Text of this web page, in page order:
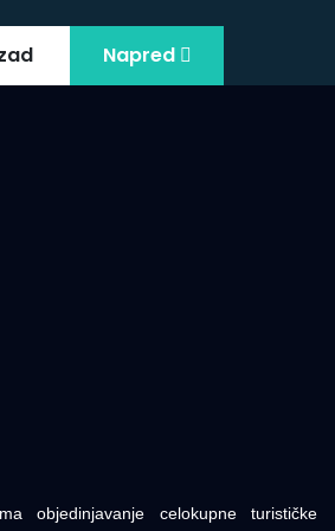
Napred
objedinjavanje celokupne turističke